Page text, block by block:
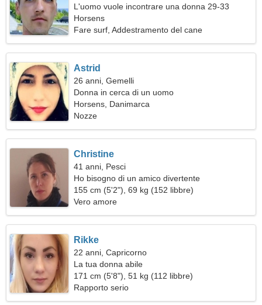
L'uomo vuole incontrare una donna 29-33
Horsens
Fare surf, Addestramento del cane
Astrid
26 anni, Gemelli
Donna in cerca di un uomo
Horsens, Danimarca
Nozze
Christine
41 anni, Pesci
Ho bisogno di un amico divertente
155 cm (5'2"), 69 kg (152 libbre)
Vero amore
Rikke
22 anni, Capricorno
La tua donna abile
171 cm (5'8"), 51 kg (112 libbre)
Rapporto serio